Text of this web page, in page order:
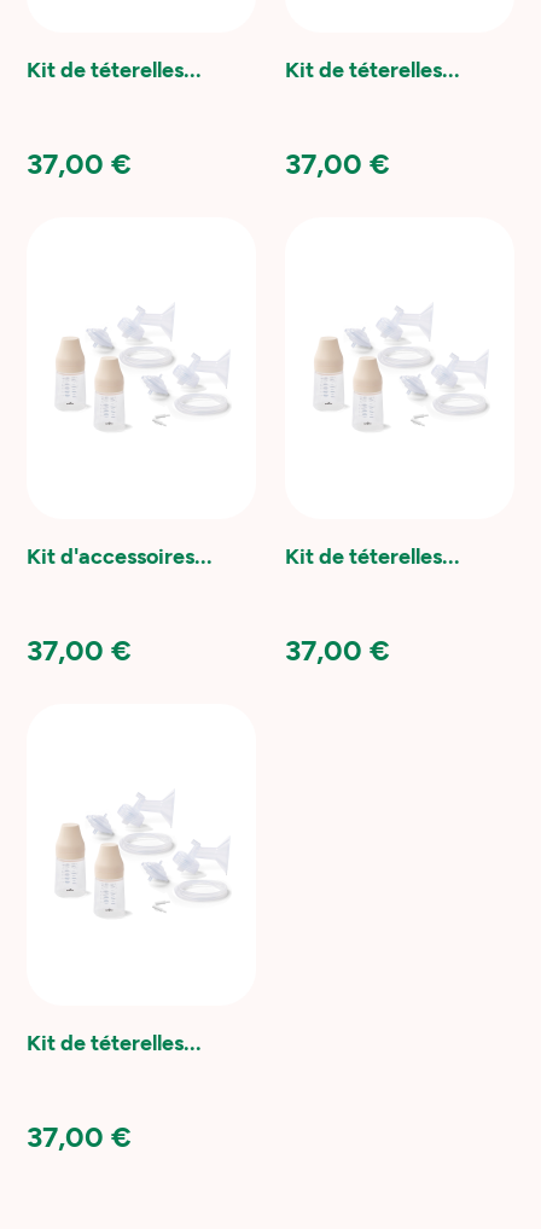
Kit de téterelles...
37,00 €
Kit de téterelles...
37,00 €
Kit d'accessoires...
37,00 €
Kit de téterelles...
37,00 €
Kit de téterelles...
37,00 €